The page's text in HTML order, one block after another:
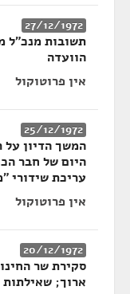
27/12/1972
תשובות מנכ"ל
הוועדה
אין פרוטוקול
25/12/1972
המשך הדיון
היום של חבר
עריכת שידורי
אין פרוטוקול
20/12/1972
סקירת שר
ארוך; שאילתות